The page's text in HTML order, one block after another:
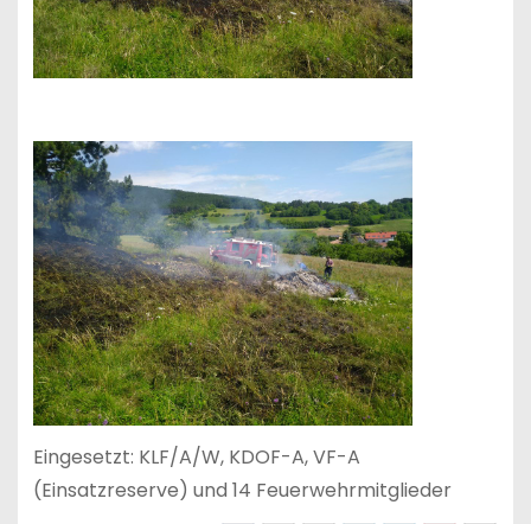
Eingesetzt: KLF/A/W, KDOF-A, VF-A
(Einsatzreserve) und 14 Feuerwehrmitglieder